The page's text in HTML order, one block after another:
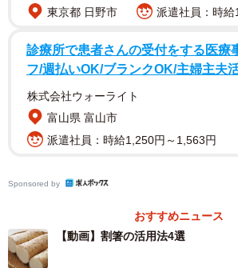
割り箸は「保存袋の空気抜き」や「ささみの筋
はイメージです（Saburou/stock.adobe.com）
割り箸は「保存袋の空気抜き」や
同投稿では、他にも割り箸にまつわるラ
介。割り箸は、縦に割ると上手く割れな
東京都 日野市
派遣社員：時給
診療所で患者さんの受付をする医療
フ/週払いOK/ブランクOK/主婦主夫
株式会社ウォーライト
富山県 富山市
派遣社員：時給1,250円～1,563円
Sponsored by
おすすめニュース
【動画】割箸の活用法4選